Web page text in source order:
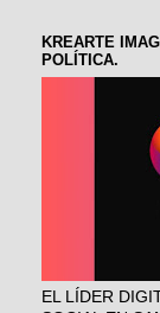
KREARTE
POLÍTICA.
EL LÍDER